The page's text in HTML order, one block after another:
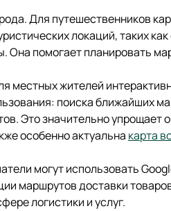
Для путешественников
локаций, таких
Она помогает планировать
местных жителей
поиска ближайших
Это значительно упрощает
особенно актуальна карта
могут использовать
маршрутов доставки
логистики и услуг.